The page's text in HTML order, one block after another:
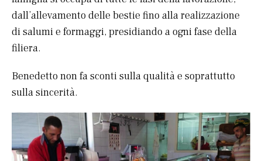
dall’allevamento delle bestie fino alla realizzazione
di salumi e formaggi, presidiando a ogni fase della
filiera.
Benedetto non fa sconti sulla qualità e soprattutto
sulla sincerità.